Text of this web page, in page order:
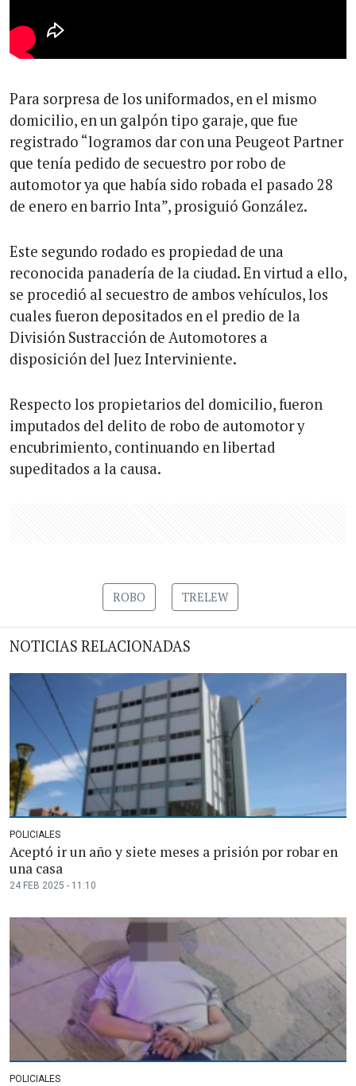
Para sorpresa de los uniformados, en el mismo
domicilio, en un galpón tipo garaje, que fue
registrado “logramos dar con una Peugeot Partner
que tenía pedido de secuestro por robo de
automotor ya que había sido robada el pasado 28
de enero en barrio Inta”, prosiguió González.
Este segundo rodado es propiedad de una
reconocida panadería de la ciudad. En virtud a ello,
se procedió al secuestro de ambos vehículos, los
cuales fueron depositados en el predio de la
División Sustracción de Automotores a
disposición del Juez Interviniente.
Respecto los propietarios del domicilio, fueron
imputados del delito de robo de automotor y
encubrimiento, continuando en libertad
supeditados a la causa.
ROBO TRELEW
NOTICIAS RELACIONADAS
POLICIALES
Aceptó ir un año y siete meses a prisión por robar en
una casa
24 FEB 2025 - 11:10
POLICIALES